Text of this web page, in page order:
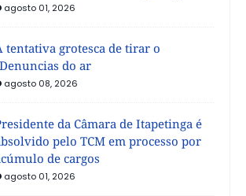
agosto 01, 2026
tentativa grotesca de tirar o
do ar
agosto 08, 2026
da Câmara de Itapetinga é
pelo TCM em processo por
de cargos
agosto 01, 2026